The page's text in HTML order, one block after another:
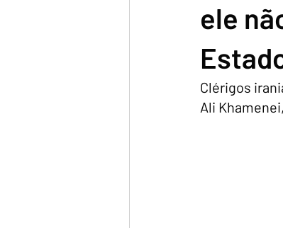
ele
Clérigos
Ali